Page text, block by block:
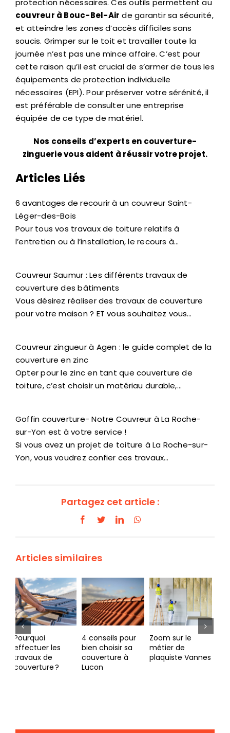
protection nécessaires. Ces outils permettent au
couvreur à Bouc-Bel-Air de garantir sa sécurité,
et atteindre les zones d’accès difficiles sans
soucis. Grimper sur le toit et travailler toute la
journée n’est pas une mince affaire. C’est pour
cette raison qu’il est crucial de s’armer de tous les
équipements de protection individuelle
nécessaires (EPI). Pour préserver votre sérénité, il
est préférable de consulter une entreprise
équipée de ce type de matériel.
Nos conseils d’experts en couverture-
zinguerie vous aident à réussir votre projet.
Articles Liés
6 avantages de recourir à un couvreur Saint-
Léger-des-Bois
Pour tous vos travaux de toiture relatifs à
l’entretien ou à l’installation, le recours à…
Couvreur Saumur : Les différents travaux de
couverture des bâtiments
Vous désirez réaliser des travaux de couverture
pour votre maison ? ET vous souhaitez vous…
Couvreur zingueur à Agen : le guide complet de la
couverture en zinc
Opter pour le zinc en tant que couverture de
toiture, c’est choisir un matériau durable,…
Goffin couverture- Notre Couvreur à La Roche-
sur-Yon est à votre service !
Si vous avez un projet de toiture à La Roche-sur-
Yon, vous voudrez confier ces travaux…
Partagez cet article :
Facebook
TwitterLinkedIn
Articles similaires
4 conseils pour
bien choisir sa
couverture à
Lucon
Zoom sur le
métier de
plaquiste Vannes
Dans quels cas
faire appel à un
couvreur Vitré ?